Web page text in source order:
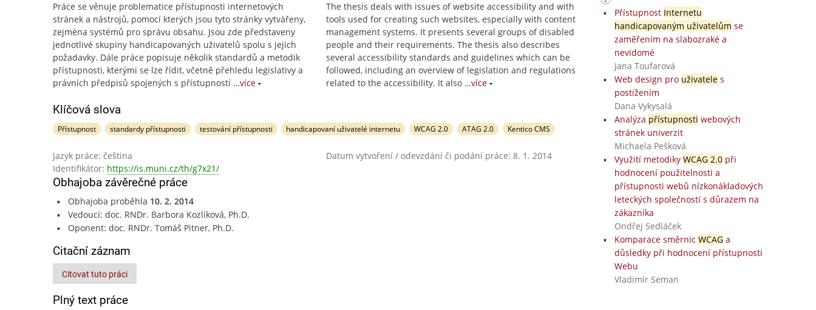
Práce se věnuje problematice přístupnosti internetových
stránek a nástrojů, pomocí kterých jsou tyto stránky vytvářeny,
zejména systémů pro správu obsahu. Jsou zde představeny
jednotlivé skupiny handicapovaných uživatelů spolu s jejich
požadavky. Dále práce popisuje několik standardů a metodik
přístupnosti, kterými se lze řídit, včetně přehledu legislativy a
právních předpisů spojených s přístupností …více
The thesis deals with issues of website accessibility and with
tools used for creating such websites, especially with content
management systems. It presents several groups of disabled
people and their requirements. The thesis also describes
several accessibility standards and guidelines which can be
followed, including an overview of legislation and regulations
related to the accessibility. It also …více
Klíčová slova
Přístupnost standardy přístupnosti testování přístupnosti handicapovaní uživatelé internetu WCAG 2.0 ATAG 2.0 Kentico CMS
Jazyk práce: čeština
Datum vytvoření / odevzdání či podání práce: 8. 1. 2014
Identifikátor: https://is.muni.cz/th/g7x21/
Obhajoba závěrečné práce
Obhajoba proběhla 10. 2. 2014
Vedoucí: doc. RNDr. Barbora Kozlíková, Ph.D.
Oponent: doc. RNDr. Tomáš Pitner, Ph.D.
Citační záznam
Citovat tuto práci
Plný text práce
Přístupnost Internetu
handicapovaným uživatelům se
zaměřením na slabozraké a
nevidomé
Jana Toufarová
Web design pro uživateles
postižením
Dana Vykysalá
Analýza přístupnosti webových
stránek univerzit
Michaela Pešková
Využití metodiky WCAG 2.0při
hodnocení použitelnosti a
přístupnosti webů nízkonákladových
leteckých společností s důrazem na
zákazníka
Ondřej Sedláček
Komparace směrnic WCAGa
důsledky při hodnocení přístupnosti
Webu
Vladimír Seman